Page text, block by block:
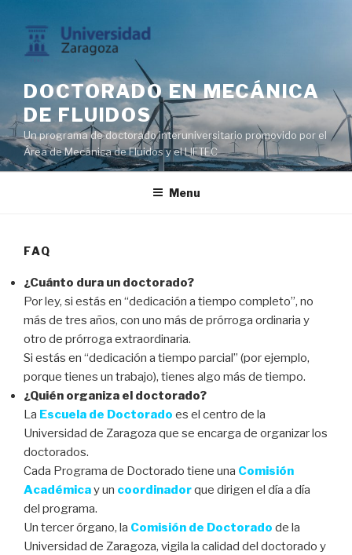
content
DOCTORADO EN MECÁNICA
DE FLUIDOS
Un programa de doctorado interuniversitario promovido por el
Área de Mecánica de Fluidos y el LIFTEC
Menu
FAQ
¿Cuánto dura un doctorado?
Por ley, si estás en “dedicación a tiempo completo”, no
más de tres años, con uno más de prórroga ordinaria y
otro de prórroga extraordinaria.
Si estás en “dedicación a tiempo parcial” (por ejemplo,
porque tienes un trabajo), tienes algo más de tiempo.
¿Quién organiza el doctorado?
La Escuela de Doctorado es el centro de la
Universidad de Zaragoza que se encarga de organizar los
doctorados.
Cada Programa de Doctorado tiene una Comisión
Académicay un coordinadorque dirigen el día a día
del programa.
Un tercer órgano, la Comisión de Doctorado de la
Universidad de Zaragoza, vigila la calidad del doctorado y